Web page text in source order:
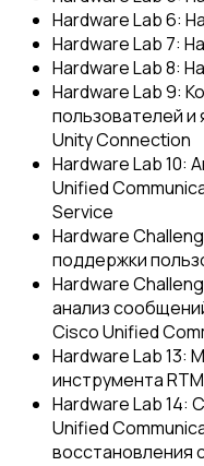
Hardware Lab 6:
Hardware Lab 7:
Hardware Lab 8:
Hardware Lab 9:
пользователей и
Unity Connection
Hardware Lab 10:
Unified
Service
Hardware
поддержки
Hardware
анализ
Cisco Unified
Hardware Lab 13:
инструмента
Hardware Lab 14:
Unified
восстановления